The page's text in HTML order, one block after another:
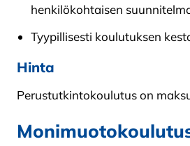
henkilökohtaisen
Tyypillisesti koulutuksen
Hinta
Perustutkintokoulutus on